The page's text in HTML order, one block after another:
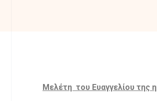
Mελέτη του Ευαγγελίου της